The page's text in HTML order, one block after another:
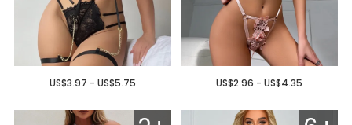
US$2.96 - US$4.35
US$3.97 - US$5.75